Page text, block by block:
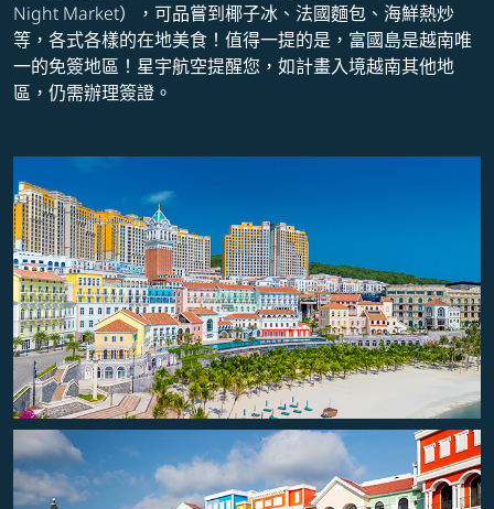
Night Market），可品嘗到椰子冰、法國麵包、海鮮熱炒
等，各式各樣的在地美食！值得一提的是，富國島是越南唯
一的免簽地區！星宇航空提醒您，如計畫入境越南其他地
區，仍需辦理簽證。